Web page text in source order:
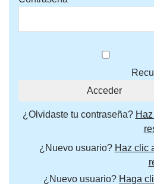
¿Olvidaste tu contraseña?
¿Nuevo usuario? Haz clic
¿Nuevo usuario? Haga